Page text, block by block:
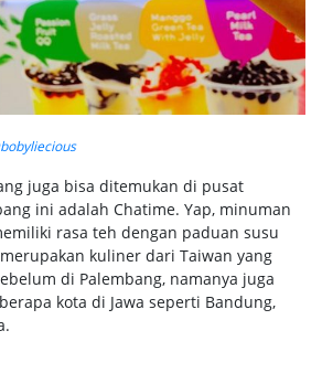
juga bisa ditemukan di pusat
ini adalah Chatime. Yap, minuman
rasa teh dengan paduan susu
kuliner dari Taiwan yang
di Palembang, namanya juga
kota di Jawa seperti Bandung,